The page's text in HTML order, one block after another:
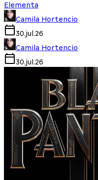
Elementa
Camila Hortencio
30.jul.26
Camila Hortencio
30.jul.26